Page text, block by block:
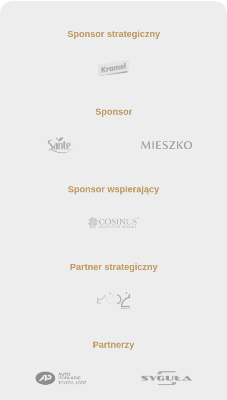
Sponsor strategiczny
Sponsor
Sponsor wspierający
Partner strategiczny
Partnerzy